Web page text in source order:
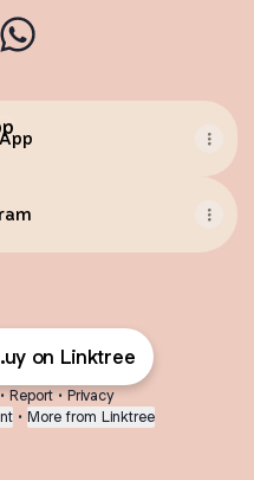
on Linktree
• Report • Privacy
• More from Linktree